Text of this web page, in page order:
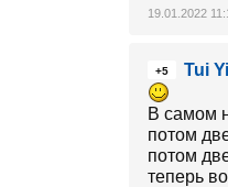
19.01.2022
+5 Tui
В самом
потом
потом
теперь